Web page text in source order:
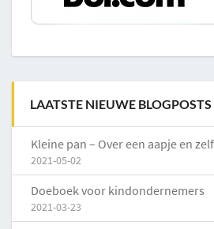
LAATSTE NIEUWE BLOGPOSTS
Kleine pan – Over een aapje en
2021-05-02
Doeboek voor kindondernemers
2021-03-23